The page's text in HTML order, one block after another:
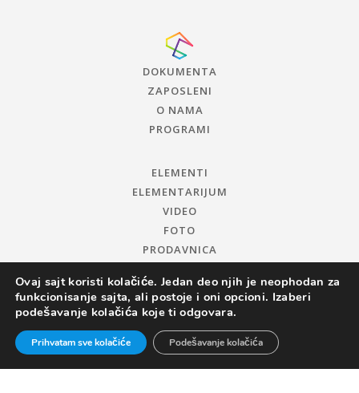
DOKUMENTA
ZAPOSLENI
O NAMA
PROGRAMI
ELEMENTI
ELEMENTARIJUM
VIDEO
FOTO
PRODAVNICA
© 2019 CENTAR ZA PROMOCIJU NAUKE
Ovaj sajt koristi kolačiće. Jedan deo njih je neophodan za
funkcionisanje sajta, ali postoje i oni opcioni. Izaberi
podešavanje kolačića koje ti odgovara.
Prihvatam sve kolačiće Podešavanje kolačića